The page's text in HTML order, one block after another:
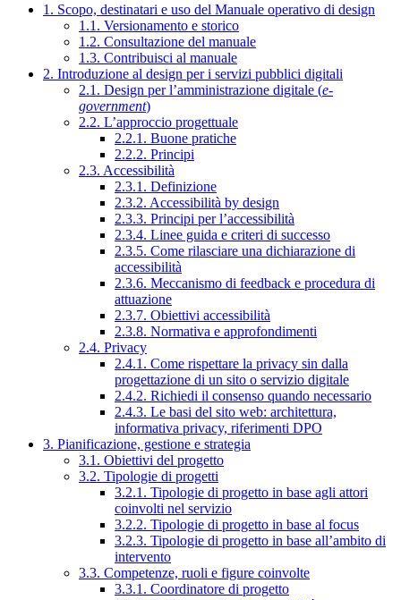
1. Scopo, destinatari e uso del Manuale operativo di design
1.1. Versionamento e storico
1.2. Consultazione del manuale
1.3. Contribuisci al manuale
2. Introduzione al design per i servizi pubblici digitali
2.1. Design per l’amministrazione digitale (e-
government)
2.2. L’approccio progettuale
2.2.1. Buone pratiche
2.2.2. Principi
2.3. Accessibilità
2.3.1. Definizione
2.3.2. Accessibilità by design
2.3.3. Principi per l’accessibilità
2.3.4. Linee guida e criteri di successo
2.3.5. Come rilasciare una dichiarazione di
accessibilità
2.3.6. Meccanismo di feedback e procedura di
attuazione
2.3.7. Obiettivi accessibilità
2.3.8. Normativa e approfondimenti
2.4. Privacy
2.4.1. Come rispettare la privacy sin dalla
progettazione di un sito o servizio digitale
2.4.2. Richiedi il consenso quando necessario
2.4.3. Le basi del sito web: architettura,
informativa privacy, riferimenti DPO
3. Pianificazione, gestione e strategia
3.1. Obiettivi del progetto
3.2. Tipologie di progetti
3.2.1. Tipologie di progetto in base agli attori
coinvolti nel servizio
3.2.2. Tipologie di progetto in base al focus
3.2.3. Tipologie di progetto in base all’ambito di
intervento
3.3. Competenze, ruoli e figure coinvolte
3.3.1. Coordinatore di progetto